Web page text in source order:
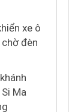
xe ô
đèn
Ma